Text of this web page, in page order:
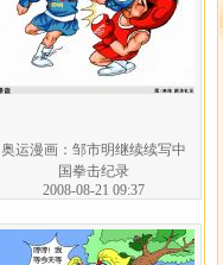
奥运漫画：邹市明继续续写中
国拳击纪录
2008-08-21 09:37